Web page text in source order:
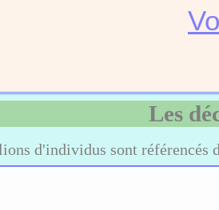
Les
d'individus sont référencés